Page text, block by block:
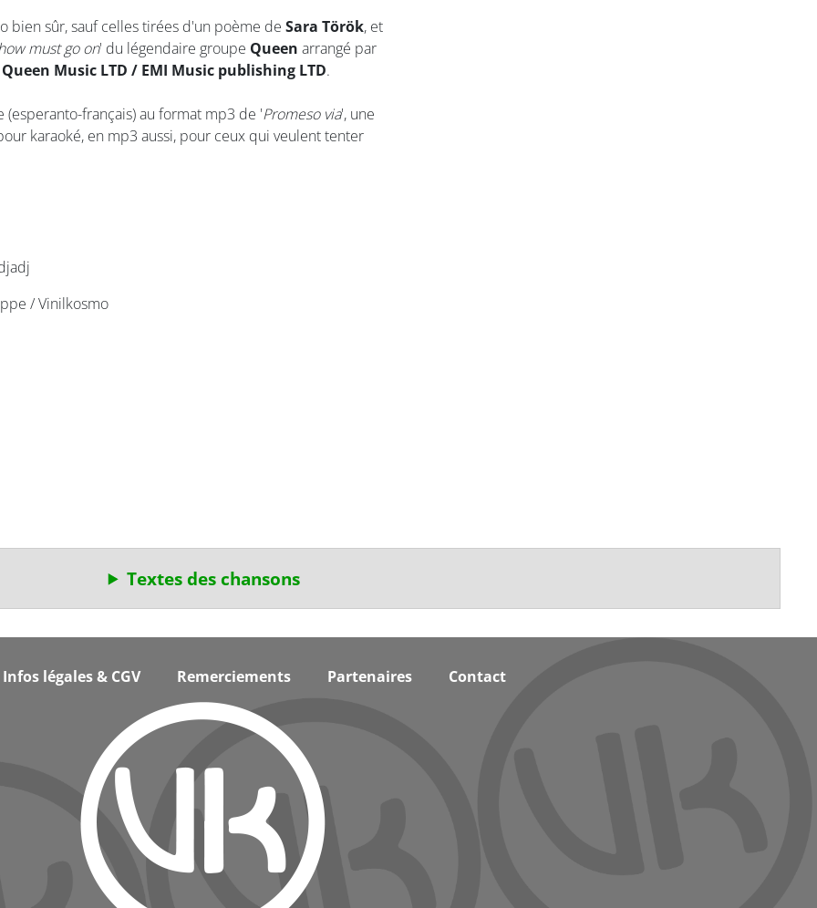
bien sûr, sauf celles tirées d'un poème de Sara Török, et
must go on' du légendaire groupe Queen arrangé par
Queen Music LTD / EMI Music publishing LTD.
français) au format mp3 de 'Promeso via', une
karaoké, en mp3 aussi, pour ceux qui veulent tenter
/ Vinilkosmo
Textes des chansons
Infos légales & CGV Remerciements Partenaires Contact